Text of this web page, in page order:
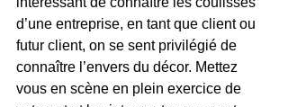
d’une entreprise, en tant que client ou
futur client, on se sent privilégié de
connaître l’envers du décor. Mettez
vous en scène en plein exercice de